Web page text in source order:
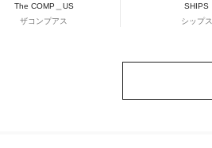
The COMP＿US
ザコンプアス
SHIPS
シップス